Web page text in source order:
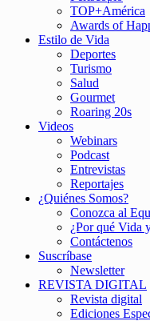
TOP+América
Awards of
Estilo de Vida
Deportes
Turismo
Salud
Gourmet
Roaring 20s
Videos
Webinars
Podcast
Entrevistas
Reportajes
¿Quiénes Somos?
Conozca al
¿Por qué Vida
Contáctenos
Suscríbase
Newsletter
REVISTA DIGITAL
Revista digital
Ediciones